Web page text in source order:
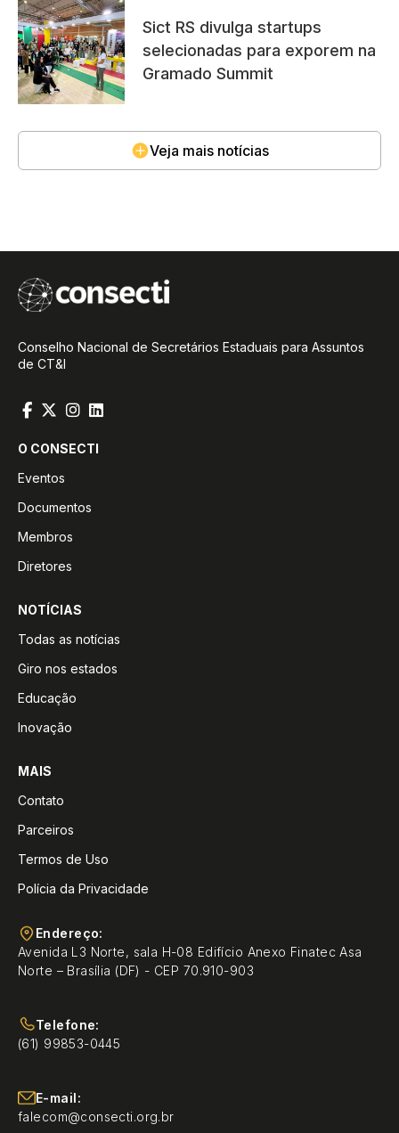
Sict RS divulga startups
selecionadas para exporem na
Gramado Summit
Veja mais notícias
Conselho Nacional de Secretários Estaduais para Assuntos
de CT&I
O CONSECTI
Eventos
Documentos
Membros
Diretores
NOTÍCIAS
Todas as notícias
Giro nos estados
Educação
Inovação
MAIS
Contato
Parceiros
Termos de Uso
Polícia da Privacidade
Endereço:
Avenida L3 Norte, sala H-08 Edifício Anexo Finatec Asa
Norte – Brasília (DF) - CEP 70.910-903
Telefone:
(61) 99853-0445
E-mail:
falecom@consecti.org.br